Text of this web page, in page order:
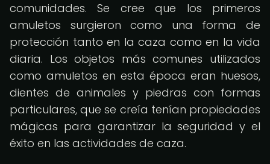
comunidades. Se cree que los primeros
amuletos surgieron como una forma de
protección tanto en la caza como en la vida
diaria. Los objetos más comunes utilizados
como amuletos en esta época eran huesos,
dientes de animales y piedras con formas
particulares, que se creía tenían propiedades
mágicas para garantizar la seguridad y el
éxito en las actividades de caza.